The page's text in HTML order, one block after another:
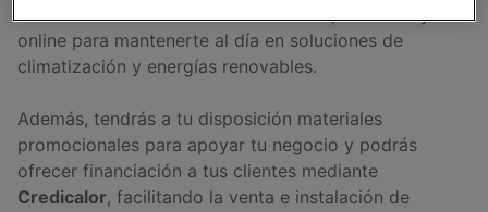
Accede también aformación técnicapresencial y
online para mantenerte al día en soluciones de
climatización y energías renovables.
Además, tendrás a tu disposición materiales
promocionales para apoyar tu negocio y podrás
ofrecer financiación a tus clientes mediante
Credicalor, facilitando la venta e instalación de